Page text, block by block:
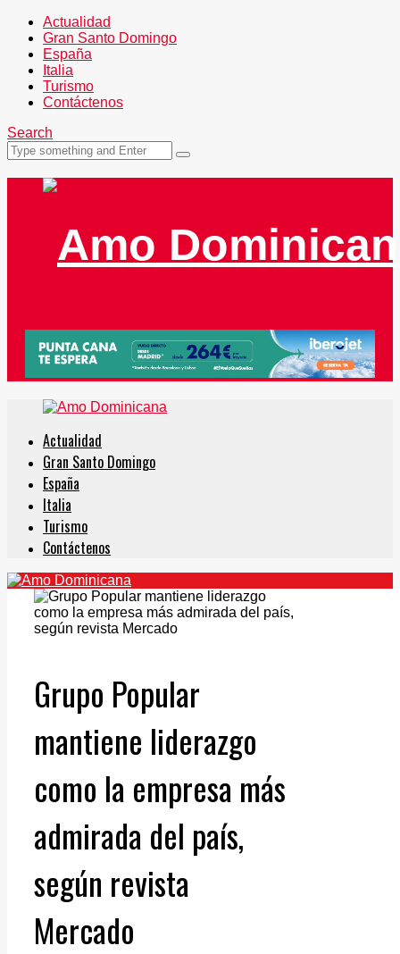
Actualidad
Gran Santo Domingo
España
Italia
Turismo
Contáctenos
Search
Actualidad
Gran Santo Domingo
España
Italia
Turismo
Contáctenos
Grupo Popular
mantiene liderazgo
como la empresa más
admirada del país,
según revista
Mercado